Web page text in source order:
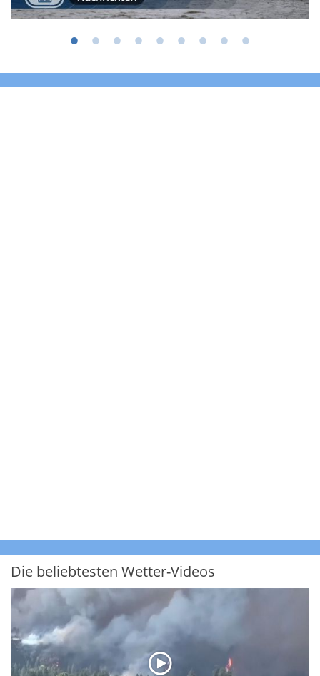
Die beliebtesten Wetter-Videos